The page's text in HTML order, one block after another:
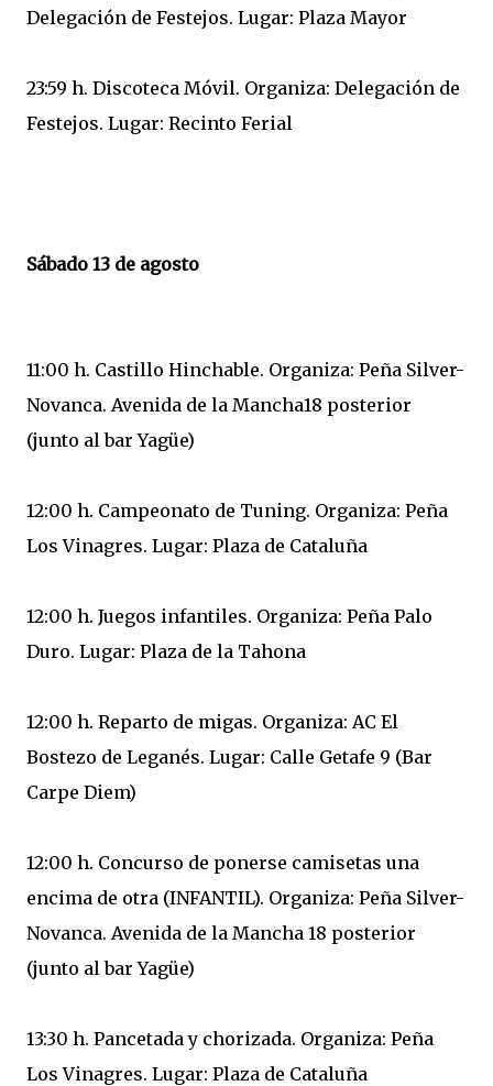
Delegación de Festejos. Lugar: Plaza Mayor
23:59 h. Discoteca Móvil. Organiza: Delegación de
Festejos. Lugar: Recinto Ferial
Sábado 13 de agosto
11:00 h. Castillo Hinchable. Organiza: Peña Silver-
Novanca. Avenida de la Mancha18 posterior
(junto al bar Yagüe)
12:00 h. Campeonato de Tuning. Organiza: Peña
Los Vinagres. Lugar: Plaza de Cataluña
12:00 h. Juegos infantiles. Organiza: Peña Palo
Duro. Lugar: Plaza de la Tahona
12:00 h. Reparto de migas. Organiza: AC El
Bostezo de Leganés. Lugar: Calle Getafe 9 (Bar
Carpe Diem)
12:00 h. Concurso de ponerse camisetas una
encima de otra (INFANTIL). Organiza: Peña Silver-
Novanca. Avenida de la Mancha 18 posterior
(junto al bar Yagüe)
13:30 h. Pancetada y chorizada. Organiza: Peña
Los Vinagres. Lugar: Plaza de Cataluña